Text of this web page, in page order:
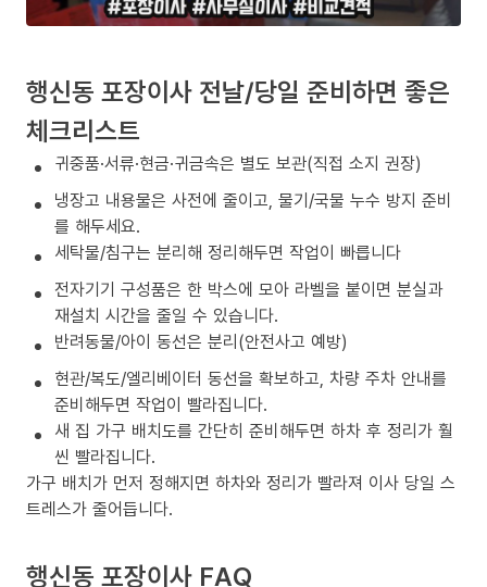
행신동 포장이사 전날/당일 준비하면 좋은
체크리스트
귀중품·서류·현금·귀금속은 별도 보관(직접 소지 권장)
냉장고 내용물은 사전에 줄이고, 물기/국물 누수 방지 준비
를 해두세요.
세탁물/침구는 분리해 정리해두면 작업이 빠릅니다
전자기기 구성품은 한 박스에 모아 라벨을 붙이면 분실과
재설치 시간을 줄일 수 있습니다.
반려동물/아이 동선은 분리(안전사고 예방)
현관/복도/엘리베이터 동선을 확보하고, 차량 주차 안내를
준비해두면 작업이 빨라집니다.
새 집 가구 배치도를 간단히 준비해두면 하차 후 정리가 훨
씬 빨라집니다.
가구 배치가 먼저 정해지면 하차와 정리가 빨라져 이사 당일 스
트레스가 줄어듭니다.
행신동 포장이사 FAQ